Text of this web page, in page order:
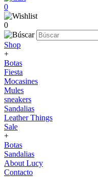
0
0
Shop
+
Botas
Fiesta
Mocasines
Mules
sneakers
Sandalias
Leather Things
Sale
+
Botas
Sandalias
About Lucy
Contacto